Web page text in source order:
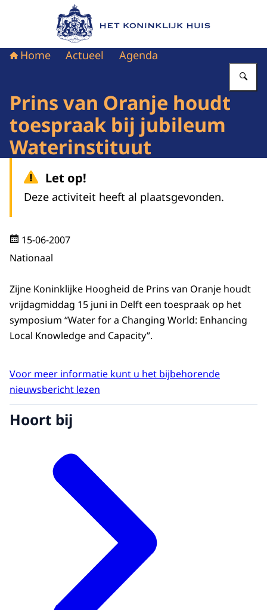
Naar de homepage van Het Koninklijk Huis
Home Actueel Agenda
Prins van Oranje houdt
toespraak bij jubileum
Waterinstituut
Let op!
Deze activiteit heeft al plaatsgevonden.
15-06-2007
Nationaal
Zijne Koninklijke Hoogheid de Prins van Oranje houdt
vrijdagmiddag 15 juni in Delft een toespraak op het
symposium “Water for a Changing World: Enhancing
Local Knowledge and Capacity”.
Voor meer informatie kunt u het bijbehorende
nieuwsbericht lezen
Hoort bij